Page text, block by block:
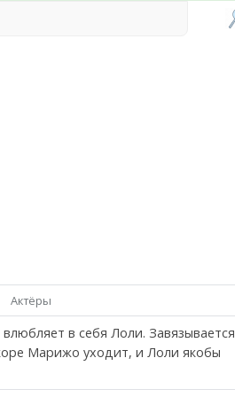
Актёры
в себя Лоли. Завязывается
Марижо уходит, и Лоли якобы